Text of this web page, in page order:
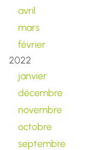
avril
mars
février
2022
janvier
décembre
novembre
octobre
septembre